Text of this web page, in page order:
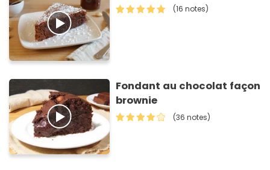
(16 notes)
Fondant au chocolat façon
brownie
(36 notes)